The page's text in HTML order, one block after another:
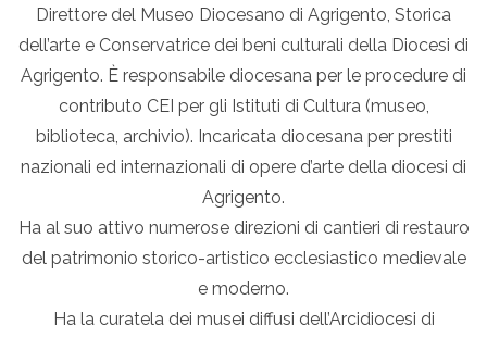
Direttore del Museo Diocesano di Agrigento, Storica
dell’arte e Conservatrice dei beni culturali della Diocesi di
Agrigento. È responsabile diocesana per le procedure di
contributo CEI per gli Istituti di Cultura (museo,
biblioteca, archivio). Incaricata diocesana per prestiti
nazionali ed internazionali di opere d’arte della diocesi di
Agrigento.
Ha al suo attivo numerose direzioni di cantieri di restauro
del patrimonio storico-artistico ecclesiastico medievale
e moderno.
Ha la curatela dei musei diffusi dell’Arcidiocesi di